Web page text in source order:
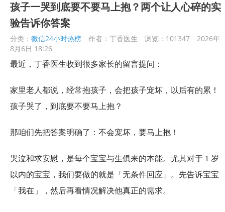
孩子一哭到底要不要马上抱？两个让人心碎的实
验告诉你答案
分类： 微信24小时热榜 作者：丁香医生 浏览：101347
2026年
8月6日 18:26
最近，丁香医生收到很多家长的留言提问：
家里老人都说，经常抱孩子，会把孩子宠坏，以后有的累！
孩子哭了，到底要不要马上抱？
那咱们先把答案明确了：不会宠坏，要马上抱！
哭泣和求安慰，是每个宝宝与生俱来的本能。尤其对于 1 岁
以内的宝宝，我们要做的就是「无条件回应」。先告诉宝宝
「我在」，然后再看情况解决他真正的需求。